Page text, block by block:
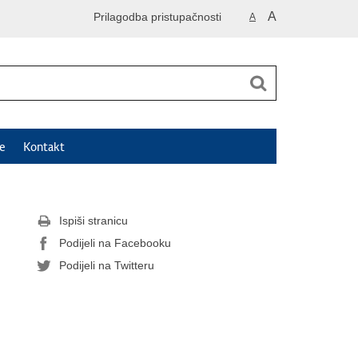
A A
Prilagodba pristupačnosti
Kontakt
Ispiši stranicu
Podijeli na Facebooku
Podijeli na Twitteru